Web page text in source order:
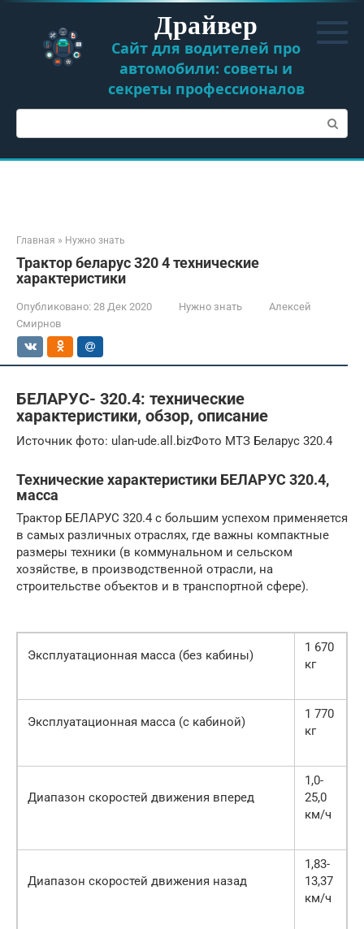
Перейти
контенту
Драйвер
Сайт для водителей про
автомобили: советы и
секреты профессионалов
Поиск:
Главная » Нужно знать
Трактор беларус 320 4 технические
характеристики
Опубликовано: 28 Дек 2020 Нужно знать
Алексей
Смирнов
БЕЛАРУС- 320.4: технические
характеристики, обзор, описание
Источник фото: ulan-ude.all.bizФото МТЗ Беларус 320.4
Технические характеристики БЕЛАРУС 320.4,
масса
Трактор БЕЛАРУС 320.4 с большим успехом применяется
в самых различных отраслях, где важны компактные
размеры техники (в коммунальном и сельском
хозяйстве, в производственной отрасли, на
строительстве объектов и в транспортной сфере).
Эксплуатационная масса (без кабины)
1 670
кг
Эксплуатационная масса (с кабиной)
1 770
кг
Диапазон скоростей движения вперед
1,0-
25,0
км/ч
Диапазон скоростей движения назад
1,83-
13,37
км/ч